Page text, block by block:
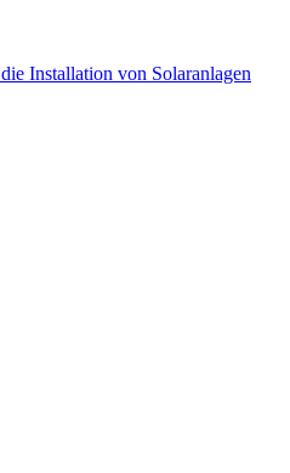
Installation von Solaranlagen